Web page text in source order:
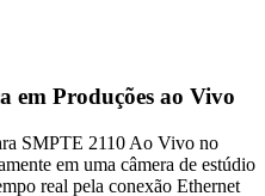
em Produções ao Vivo
SMPTE 2110 Ao Vivo no
em uma câmera de estúdio
real pela conexão Ethernet